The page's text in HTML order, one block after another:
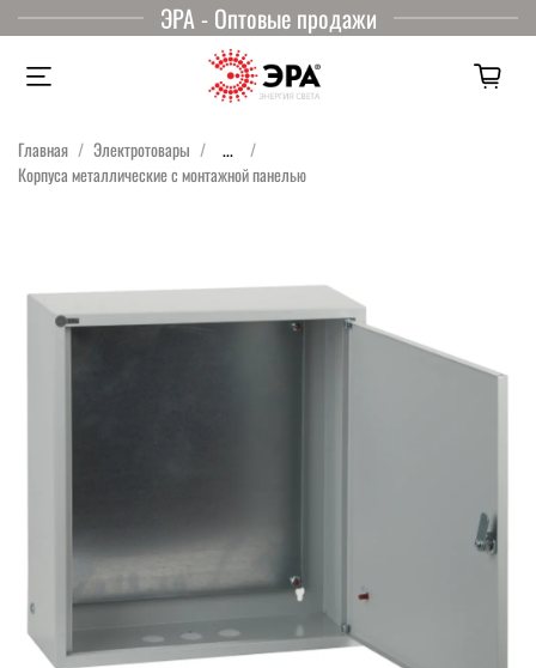
ЭРА - Оптовые продажи
Главная Электротовары
...
Корпуса металлические с монтажной панелью